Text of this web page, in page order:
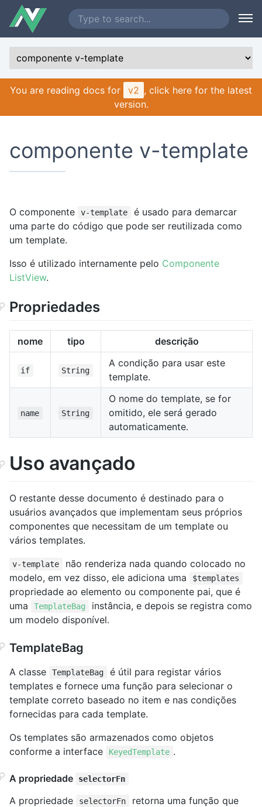
You are reading docs for v2 , click here for the latest
version.
componente v-template
O componente v-template
é usado para demarcar
uma parte do código que pode ser reutilizada como
um template.
Isso é utilizado internamente pelo Componente
ListView.
Propriedades
nome tipo descrição
if String
A condição para usar este
template.
name String
O nome do template, se for
omitido, ele será gerado
automaticamente.
Uso avançado
O restante desse documento é destinado para o
usuários avançados que implementam seus próprios
componentes que necessitam de um template ou
vários templates.
v-template
não renderiza nada quando colocado no
modelo, em vez disso, ele adiciona uma
$templates
propriedade ao elemento ou componente pai, que é
uma
TemplateBag
instância, e depois se registra como
um modelo disponível.
TemplateBag
A classe TemplateBag
é útil para registar vários
templates e fornece uma função para selecionar o
template correto baseado no item e nas condições
fornecidas para cada template.
Os templates são armazenados como objetos
conforme a interface
KeyedTemplate .
A propriedade selectorFn
A propriedade selectorFn
retorna uma função que